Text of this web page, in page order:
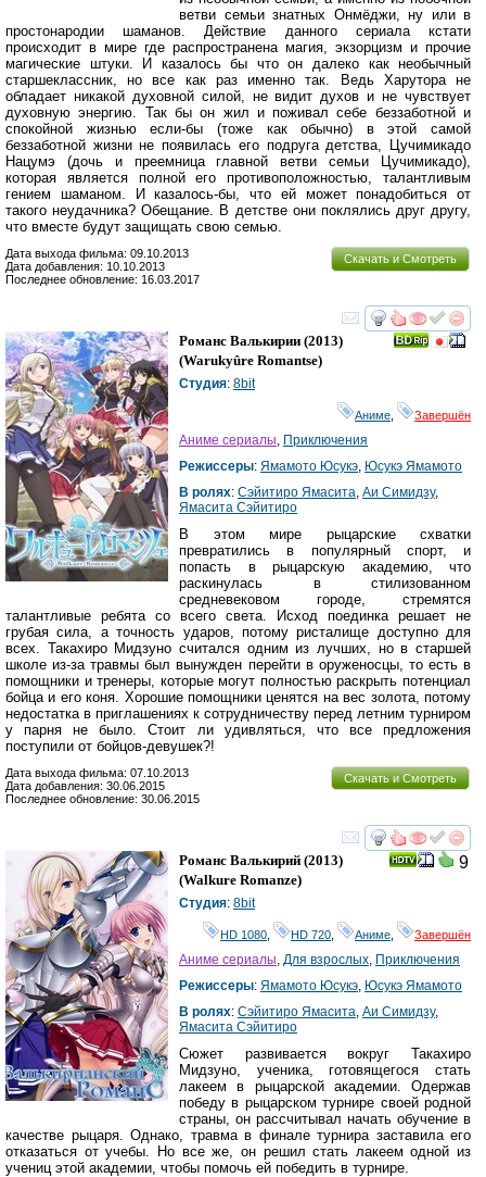
ветви семьи знатных Онмёджи, ну или в
простонародии шаманов. Действие данного сериала кстати
происходит в мире где распространена магия, экзорцизм и прочие
магические штуки. И казалось бы что он далеко как необычный
старшеклассник, но все как раз именно так. Ведь Харутора не
обладает никакой духовной силой, не видит духов и не чувствует
духовную энергию. Так бы он жил и поживал себе беззаботной и
спокойной жизнью если-бы (тоже как обычно) в этой самой
беззаботной жизни не появилась его подруга детства, Цучимикадо
Нацумэ (дочь и преемница главной ветви семьи Цучимикадо),
которая является полной его противоположностью, талантливым
гением шаманом. И казалось-бы, что ей может понадобиться от
такого неудачника? Обещание. В детстве они поклялись друг другу,
что вместе будут защищать свою семью.
Скачать и Смотреть
Дата выхода фильма: 09.10.2013
Дата добавления: 10.10.2013
Последнее обновление: 16.03.2017
смотреть
Романс Валькирии (2013)
(Warukyûre Romantse)
Студия: 8bit
Аниме Завершён
Аниме сериалы Приключения
Режиссеры: Ямамото Юсукэ Юсукэ Ямамото
В ролях: Сэйитиро Ямасита Аи Симидзу,
Ямасита Сэйитиро
В этом мире рыцарские схватки
превратились в популярный спорт, и
попасть в рыцарскую академию, что
раскинулась в стилизованном
средневековом городе, стремятся
талантливые ребята со всего света. Исход поединка решает не
грубая сила, а точность ударов, потому ристалище доступно для
всех. Такахиро Мидзуно считался одним из лучших, но в старшей
школе из-за травмы был вынужден перейти в оруженосцы, то есть в
помощники и тренеры, которые могут полностью раскрыть потенциал
бойца и его коня. Хорошие помощники ценятся на вес золота, потому
недостатка в приглашениях к сотрудничеству перед летним турниром
у парня не было. Стоит ли удивляться, что все предложения
поступили от бойцов-девушек?!
Скачать и Смотреть
Дата выхода фильма: 07.10.2013
Дата добавления: 30.06.2015
Последнее обновление: 30.06.2015
смотреть
9
Романс Валькирий (2013)
(Walkure Romanze)
Студия: 8bit
HD 1080 HD 720 Аниме Завершён
Аниме сериалы Для взрослых Приключения
Режиссеры: Ямамото Юсукэ Юсукэ Ямамото
В ролях: Сэйитиро Ямасита Аи Симидзу,
Ямасита Сэйитиро
Сюжет развивается вокруг Такахиро
Мидзуно, ученика, готовящегося стать
лакеем в рыцарской академии. Одержав
победу в рыцарском турнире своей родной
страны, он рассчитывал начать обучение в
качестве рыцаря. Однако, травма в финале турнира заставила его
отказаться от учебы. Но все же, он решил стать лакеем одной из
учениц этой академии, чтобы помочь ей победить в турнире.